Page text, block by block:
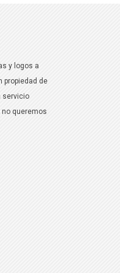
y logos a
propiedad de
servicio
queremos